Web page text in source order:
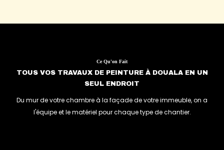
Ce Qu'on Fait
TOUS VOS TRAVAUX DE PEINTURE À DOUALA EN UN
SEUL ENDROIT
Du mur de votre chambre à la façade de votre immeuble, on a
l'équipe et le matériel pour chaque type de chantier.